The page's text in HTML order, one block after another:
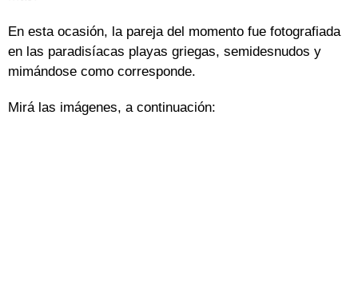
En esta ocasión, la pareja del momento fue fotografiada
en las paradisíacas playas griegas, semidesnudos y
mimándose como corresponde.
Mirá las imágenes, a continuación: